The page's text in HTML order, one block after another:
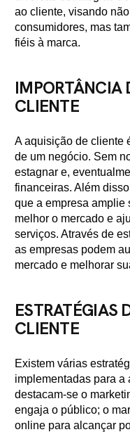
ao cliente, visando
consumidores, mas
fiéis à marca.
IMPORTÂNCIA
CLIENTE
A aquisição de cliente
de um negócio. Sem
estagnar e,
financeiras. Além
que a empresa amplie
melhor o mercado e
serviços. Através de
as empresas podem
mercado e melhorar
ESTRATÉGIAS
CLIENTE
Existem várias
implementadas para a
destacam-se o
engaja o público; o
online para alcançar